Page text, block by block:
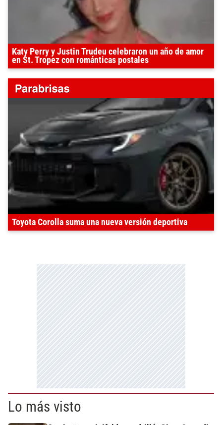
Katy Perry y Justin Trudeu celebraron un año de amor
en St. Tropez con románticas postales
Toyota Corolla suma una nueva versión deportiva
Lo más visto